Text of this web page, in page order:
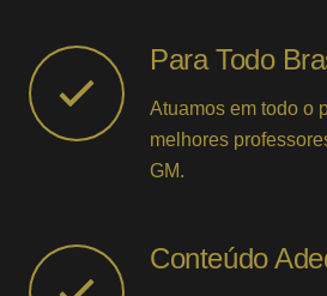
Para Todo
Atuamos em todo o
melhores
GM.
Conteúdo